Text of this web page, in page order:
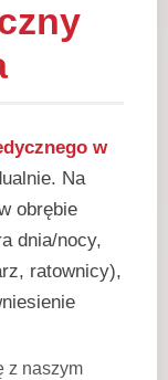
w
Na
obrębie
dnia/nocy,
ratownicy),
z naszym